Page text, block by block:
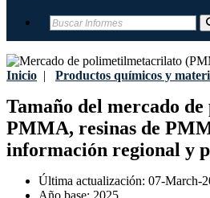
Inicio | Productos químicos y
Tamaño del mercado
PMMA, resinas de
información regional y
Última actualización: 07-March-